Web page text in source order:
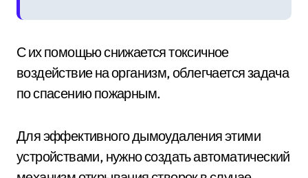
С их помощью снижается токсичное
воздействие на организм, облегчается задача
по спасению пожарным.
Для эффективного дымоудаления этими
устройствами, нужно создать автоматический